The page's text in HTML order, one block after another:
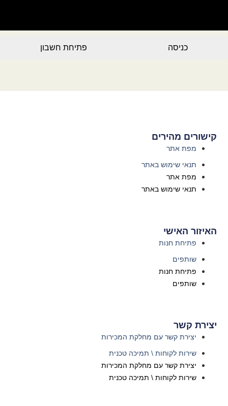
כניסה פתיחת חשבון
האיזור האישי
פתיחת חנות
שותפים
פתיחת חנות
שותפים
קישורים מהירים
מפת אתר
תנאי שימוש באתר
מפת אתר
תנאי שימוש באתר
יצירת קשר
יצירת קשר עם מחלקת המכירות
שירות לקוחות \ תמיכה טכנית
יצירת קשר עם מחלקת המכירות
שירות לקוחות \ תמיכה טכנית